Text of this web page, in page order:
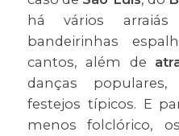
há vários
bandeirinhas
cantos, além de
danças
festejos típicos. E
menos folclórico,